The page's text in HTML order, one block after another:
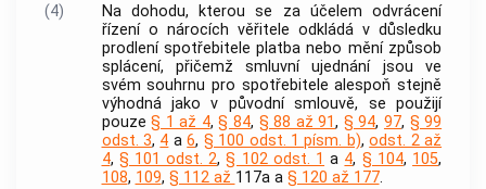
(4)
Na dohodu, kterou se za účelem odvrácení
řízení o nárocích věřitele odkládá v důsledku
prodlení spotřebitele platba nebo mění způsob
splácení, přičemž smluvní ujednání jsou ve
svém souhrnu pro spotřebitele alespoň stejně
výhodná jako v původní smlouvě, se použijí
pouze§ 1 až 4,§ 84, § 88 až 91, § 94, 97, § 99
odst. 3, 4 a6, § 100 odst. 1 písm. b),odst. 2 až
4, § 101 odst. 2,§ 102 odst. 1 a 4, § 104, 105,
108, 109, § 112 až 117a a § 120 až 177.